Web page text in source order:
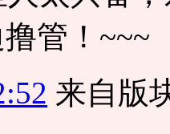
管！~~~
来自版